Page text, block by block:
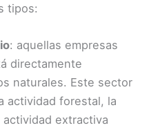
tipos:
: aquellas empresas
directamente
naturales. Este sector
actividad forestal, la
actividad extractiva